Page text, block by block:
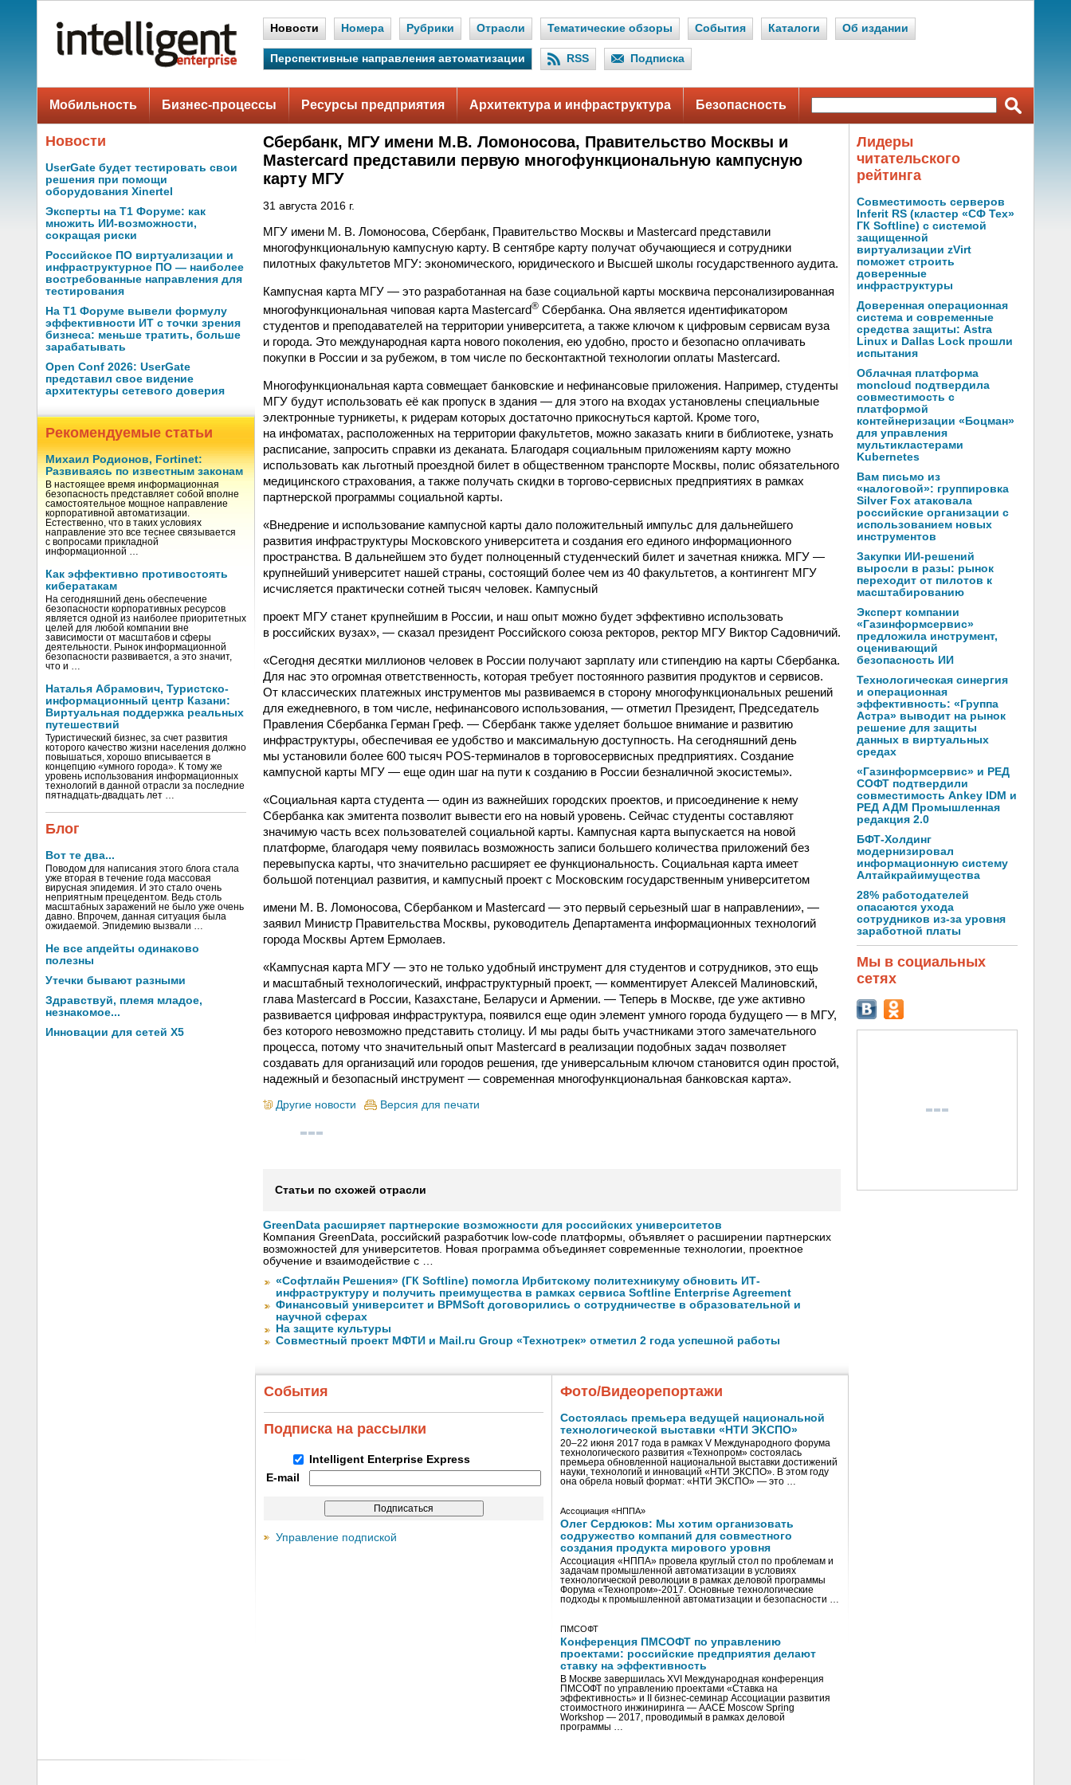
Новости Номера Рубрики Отрасли Тематические обзоры События Каталоги Об издании
Перспективные направления автоматизации RSS Подписка
Мобильность Бизнес-процессы Ресурсы предприятия Архитектура и инфраструктура Безопасность
Новости
UserGate будет тестировать свои
решения при помощи
оборудования Xinertel
Эксперты на Т1 Форуме: как
множить ИИ-возможности,
сокращая риски
Российское ПО виртуализации и
инфраструктурное ПО — наиболее
востребованные направления для
тестирования
На Т1 Форуме вывели формулу
эффективности ИТ с точки зрения
бизнеса: меньше тратить, больше
зарабатывать
Open Conf 2026: UserGate
представил свое видение
архитектуры сетевого доверия
Рекомендуемые статьи
Михаил Родионов, Fortinet:
Развиваясь по известным законам
В настоящее время информационная
безопасность представляет собой вполне
самостоятельное мощное направление
корпоративной автоматизации.
Естественно, что в таких условиях
направление это все теснее связывается
с вопросами прикладной
информационной …
Как эффективно противостоять
кибератакам
На сегодняшний день обеспечение
безопасности корпоративных ресурсов
является одной из наиболее приоритетных
целей для любой компании вне
зависимости от масштабов и сферы
деятельности. Рынок информационной
безопасности развивается, а это значит,
что и …
Наталья Абрамович, Туристско-
информационный центр Казани:
Виртуальная поддержка реальных
путешествий
Туристический бизнес, за счет развития
которого качество жизни населения должно
повышаться, хорошо вписывается в
концепцию «умного города». К тому же
уровень использования информационных
технологий в данной отрасли за последние
пятнадцать-двадцать лет …
Блог
Вот те два...
Поводом для написания этого блога стала
уже вторая в течение года массовая
вирусная эпидемия. И это стало очень
неприятным прецедентом. Ведь столь
масштабных заражений не было уже очень
давно. Впрочем, данная ситуация была
ожидаемой. Эпидемию вызвали …
Не все апдейты одинаково
полезны
Утечки бывают разными
Здравствуй, племя младое,
незнакомое...
Инновации для сетей X5
Сбербанк, МГУ имени М.В. Ломоносова, Правительство Москвы и
Mastercard представили первую многофункциональную кампусную
карту МГУ
31 августа 2016 г.
МГУ имени М. В. Ломоносова, Сбербанк, Правительство Москвы и Mastercard представили
многофункциональную кампусную карту. В сентябре карту получат обучающиеся и сотрудники
пилотных факультетов МГУ: экономического, юридического и Высшей школы государственного аудита.
Кампусная карта МГУ — это разработанная на базе социальной карты москвича персонализированная
многофункциональная чиповая карта Mastercard® Сбербанка. Она является идентификатором
студентов и преподавателей на территории университета, а также ключом к цифровым сервисам вуза
и города. Это международная карта нового поколения, ею удобно, просто и безопасно оплачивать
покупки в России и за рубежом, в том числе по бесконтактной технологии оплаты Mastercard.
Многофункциональная карта совмещает банковские и нефинансовые приложения. Например, студенты
МГУ будут использовать её как пропуск в здания — для этого на входах установлены специальные
электронные турникеты, к ридерам которых достаточно прикоснуться картой. Кроме того,
на инфоматах, расположенных на территории факультетов, можно заказать книги в библиотеке, узнать
расписание, запросить справки из деканата. Благодаря социальным приложениям карту можно
использовать как льготный проездной билет в общественном транспорте Москвы, полис обязательного
медицинского страхования, а также получать скидки в торгово-сервисных предприятиях в рамках
партнерской программы социальной карты.
«Внедрение и использование кампусной карты дало положительный импульс для дальнейшего
развития инфраструктуры Московского университета и создания его единого информационного
пространства. В дальнейшем это будет полноценный студенческий билет и зачетная книжка. МГУ —
крупнейший университет нашей страны, состоящий более чем из 40 факультетов, а контингент МГУ
исчисляется практически сотней тысяч человек. Кампусный
проект МГУ станет крупнейшим в России, и наш опыт можно будет эффективно использовать
в российских вузах», — сказал президент Российского союза ректоров, ректор МГУ Виктор Садовничий.
«Сегодня десятки миллионов человек в России получают зарплату или стипендию на карты Сбербанка.
Для нас это огромная ответственность, которая требует постоянного развития продуктов и сервисов.
От классических платежных инструментов мы развиваемся в сторону многофункциональных решений
для ежедневного, в том числе, нефинансового использования, — отметил Президент, Председатель
Правления Сбербанка Герман Греф. — Сбербанк также уделяет большое внимание и развитию
инфраструктуры, обеспечивая ее удобство и максимальную доступность. На сегодняшний день
мы установили более 600 тысяч POS-терминалов в торговосервисных предприятиях. Создание
кампусной карты МГУ — еще один шаг на пути к созданию в России безналичной экосистемы».
«Социальная карта студента — один из важнейших городских проектов, и присоединение к нему
Сбербанка как эмитента позволит вывести его на новый уровень. Сейчас студенты составляют
значимую часть всех пользователей социальной карты. Кампусная карта выпускается на новой
платформе, благодаря чему появилась возможность записи большего количества приложений без
перевыпуска карты, что значительно расширяет ее функциональность. Социальная карта имеет
большой потенциал развития, и кампусный проект с Московским государственным университетом
имени М. В. Ломоносова, Сбербанком и Mastercard — это первый серьезный шаг в направлении», —
заявил Министр Правительства Москвы, руководитель Департамента информационных технологий
города Москвы Артем Ермолаев.
«Кампусная карта МГУ — это не только удобный инструмент для студентов и сотрудников, это ещь
и масштабный технологический, инфраструктурный проект, — комментирует Алексей Малиновский,
глава Mastercard в России, Казахстане, Беларуси и Армении. — Теперь в Москве, где уже активно
развивается цифровая инфраструктура, появился еще один элемент умного города будущего — в МГУ,
без которого невозможно представить столицу. И мы рады быть участниками этого замечательного
процесса, потому что значительный опыт Mastercard в реализации подобных задач позволяет
создавать для организаций или городов решения, где универсальным ключом становится один простой,
надежный и безопасный инструмент — современная многофункциональная банковская карта».
Другие новости Версия для печати
Статьи по схожей отрасли
GreenData расширяет партнерские возможности для российских университетов
Компания GreenData, российский разработчик low-code платформы, объявляет о расширении партнерских
возможностей для университетов. Новая программа объединяет современные технологии, проектное
обучение и взаимодействие с …
«Софтлайн Решения» (ГК Softline) помогла Ирбитскому политехникуму обновить ИТ-
инфраструктуру и получить преимущества в рамках сервиса Softline Enterprise Agreement
Финансовый университет и BPMSoft договорились о сотрудничестве в образовательной и
научной сферах
На защите культуры
Совместный проект МФТИ и Mail.ru Group «Технотрек» отметил 2 года успешной работы
События
Подписка на рассылки
Intelligent Enterprise Express
E-mail
Управление подпиской
Фото/Видеорепортажи
Состоялась премьера ведущей национальной
технологической выставки «НТИ ЭКСПО»
20–22 июня 2017 года в рамках V Международного форума
технологического развития «Технопром» состоялась
премьера обновленной национальной выставки достижений
науки, технологий и инноваций «НТИ ЭКСПО». В этом году
она обрела новый формат: «НТИ ЭКСПО» — это …
Ассоциация «НППА»
Олег Сердюков: Мы хотим организовать
содружество компаний для совместного
создания продукта мирового уровня
Ассоциация «НППА» провела круглый стол по проблемам и
задачам промышленной автоматизации в условиях
технологической революции в рамках деловой программы
Форума «Технопром»-2017. Основные технологические
подходы к промышленной автоматизации и безопасности …
ПМСОФТ
Конференция ПМСОФТ по управлению
проектами: российские предприятия делают
ставку на эффективность
В Москве завершилась XVI Международная конференция
ПМСОФТ по управлению проектами «Ставка на
эффективность» и II бизнес-семинар Ассоциации развития
стоимостного инжиниринга — AACE Moscow Spring
Workshop — 2017, проводимый в рамках деловой
программы …
Лидеры
читательского
рейтинга
Совместимость серверов
Inferit RS (кластер «СФ Тех»
ГК Softline) с системой
защищенной
виртуализации zVirt
поможет строить
доверенные
инфраструктуры
Доверенная операционная
система и современные
средства защиты: Astra
Linux и Dallas Lock прошли
испытания
Облачная платформа
moncloud подтвердила
совместимость с
платформой
контейнеризации «Боцман»
для управления
мультикластерами
Kubernetes
Вам письмо из
«налоговой»: группировка
Silver Fox атаковала
российские организации с
использованием новых
инструментов
Закупки ИИ-решений
выросли в разы: рынок
переходит от пилотов к
масштабированию
Эксперт компании
«Газинформсервис»
предложила инструмент,
оценивающий
безопасность ИИ
Технологическая синергия
и операционная
эффективность: «Группа
Астра» выводит на рынок
решение для защиты
данных в виртуальных
средах
«Газинформсервис» и РЕД
СОФТ подтвердили
совместимость Ankey IDM и
РЕД АДМ Промышленная
редакция 2.0
БФТ-Холдинг
модернизировал
информационную систему
Алтайкрайимущества
28% работодателей
опасаются ухода
сотрудников из-за уровня
заработной платы
Мы в социальных
сетях